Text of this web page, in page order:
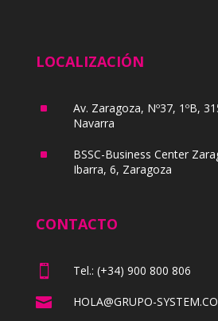
LOCALIZACIÓN
^
Av. Zaragoza, Nº37, 1ºB,
Navarra
^
BSSC-Business Center
Ibarra, 6, Zaragoza
CONTACTO
 Tel.: (+34) 900 800 806
 HOLA@GRUPO-